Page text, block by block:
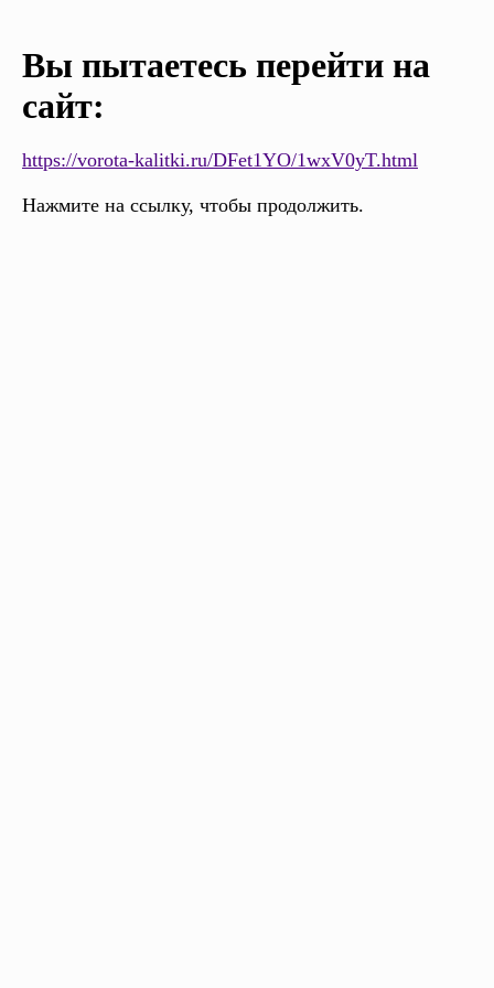
Вы пытаетесь перейти на
сайт:
https://vorota-kalitki.ru/DFet1YO/1wxV0yT.html
Нажмите на ссылку, чтобы продолжить.